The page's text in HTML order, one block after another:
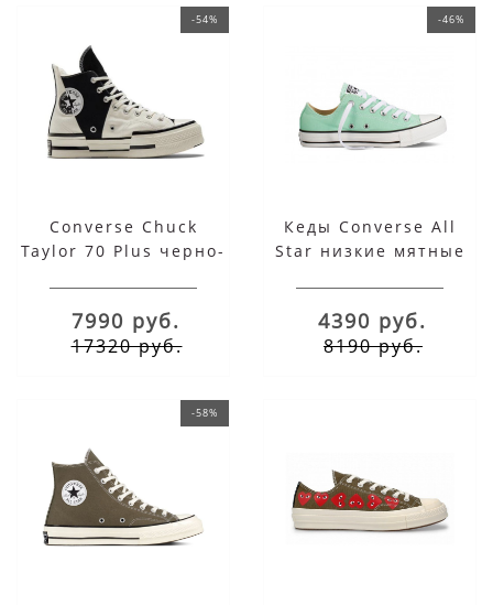
-54%
Converse Chuck
Taylor 70 Plus черно-
7990 руб.
17320 руб.
-46%
Кеды Converse All
Star низкие мятные
4390 руб.
8190 руб.
-58%